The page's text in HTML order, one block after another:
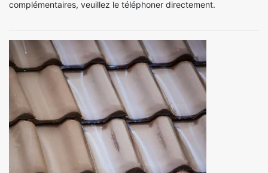
complémentaires, veuillez le téléphoner directement.